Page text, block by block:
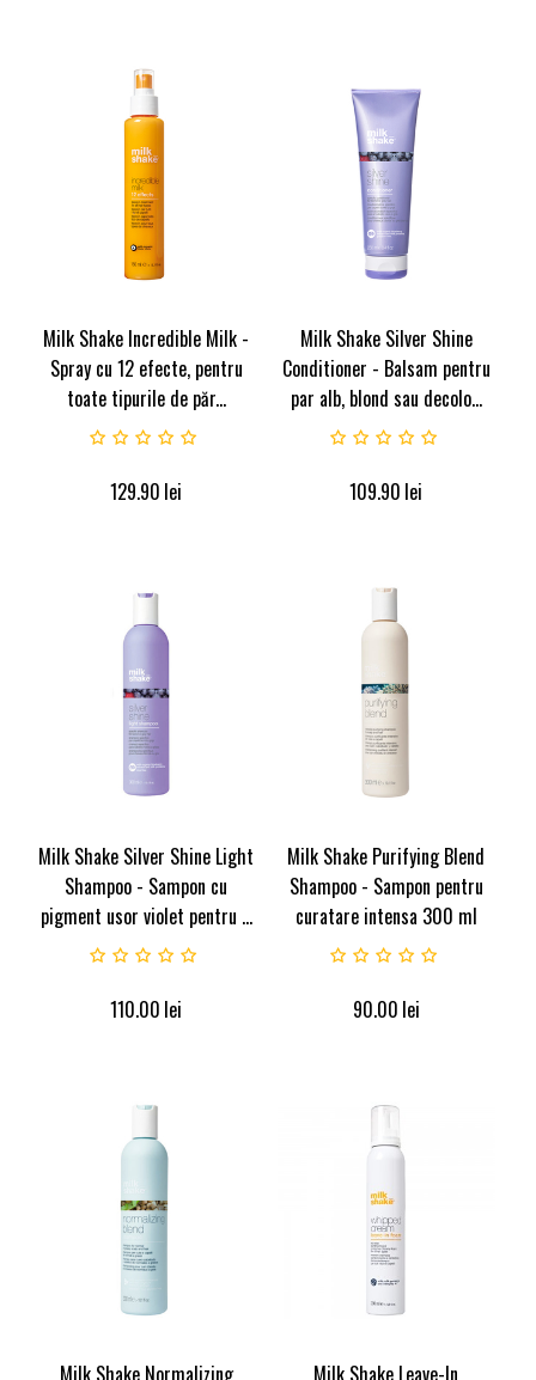
Milk Shake Incredible Milk -
Spray cu 12 efecte, pentru
toate tipurile de păr...
129.90 lei
Milk Shake Silver Shine
Conditioner - Balsam pentru
par alb, blond sau decolo...
109.90 lei
Milk Shake Silver Shine Light
Shampoo - Sampon cu
pigment usor violet pentru ...
110.00 lei
Milk Shake Purifying Blend
Shampoo - Sampon pentru
curatare intensa 300 ml
90.00 lei
Milk Shake Normalizing
Milk Shake Leave-In